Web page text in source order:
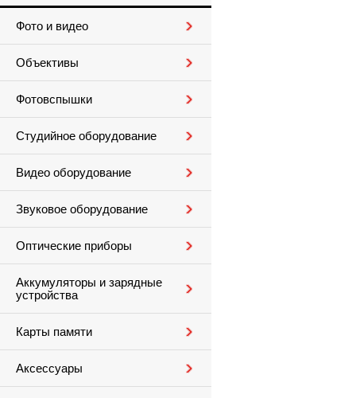
Фото и видео
Объективы
Фотовспышки
Студийное оборудование
Видео оборудование
Звуковое оборудование
Оптические приборы
Аккумуляторы и зарядные
устройства
Карты памяти
Аксессуары